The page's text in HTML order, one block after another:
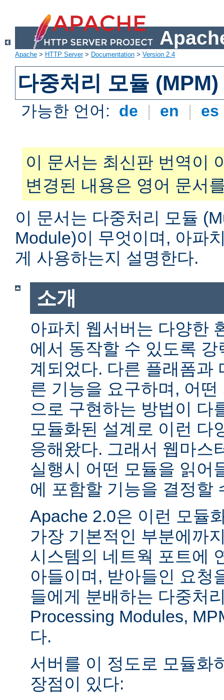
Apache > HTTP Server> Documentation > Version 2.4
다중처리 모듈 (MPM)
가능한 언어: de | en | es
이 문서는 최신판 번역이
변경된 내용은 영어 문서
이 문서는 다중처리 모듈
Module)이 무엇이며, 아파
게 사용하는지 설명한다.
소개
아파치 웹서버는 다양한
에서 동작할 수 있도록
계되었다. 다른 플래폼과
른 기능을 요구하며, 어
으로 구현하는 방법이 다
모듈화된 설계로 이런 다
응해왔다. 그래서 웹마스
실행시 어떤 모듈을 읽어
에 포함할 기능을 결정할
Apache 2.0은 이런 모듈
가장 기본적인 부분에까
시스템의 네트웍 포트에
아들이며, 받아들인 요청
들에게 분배하는 다중처
Processing Modules,
다.
서버를 이 정도로 모듈화
장점이 있다: